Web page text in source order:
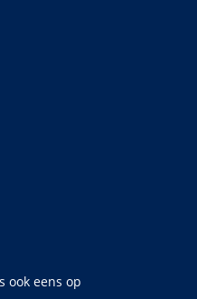
ook eens op